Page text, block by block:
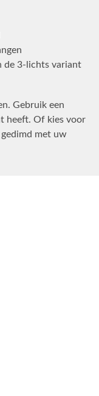
de 3-lichts variant
Gebruik een
heeft. Of kies voor
met uw